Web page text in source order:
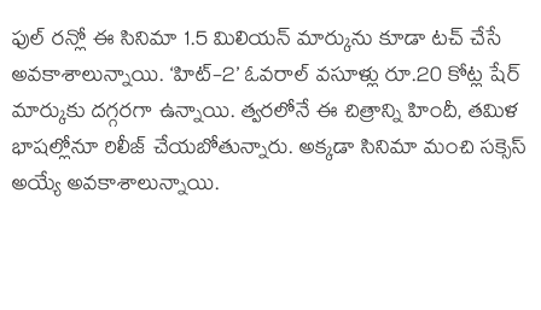
ఫుల్ రన్లో ఈ సినిమా 1.5 మిలియన్ మార్కును కూడా టచ్ చేసే
అవకాశాలున్నాయి. ‘హిట్-2’ ఓవరాల్ వసూళ్లు రూ.20 కోట్ల షేర్
మార్కుకు దగ్గరగా ఉన్నాయి. త్వరలోనే ఈ చిత్రాన్ని హిందీ, తమిళ
భాషల్లోనూ రిలీజ్ చేయబోతున్నారు. అక్కడా సినిమా మంచి సక్సెస్
అయ్యే అవకాశాలున్నాయి.